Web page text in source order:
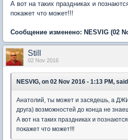
А вот на таких праздниках и
покажет что может!!!
Сообщение изменено: NESVIG (02
Still
02 Nov 2016
NESVIG, on 02 Nov 2016 - 1:13 PM,
Анатолий, ты может и засядешь, а
друга) возможностей до конца не
А вот на таких праздниках и
покажет что может!!!